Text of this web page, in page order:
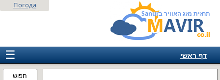
תחזית מזג האוויר בSanur
חפוש
Погода
☰
דף ראשי